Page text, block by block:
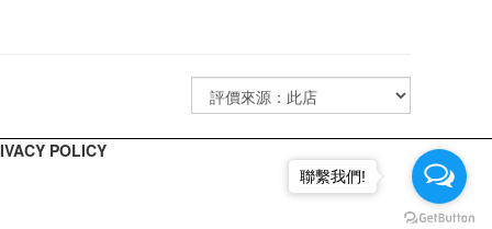
POLICY
聯繫我們!